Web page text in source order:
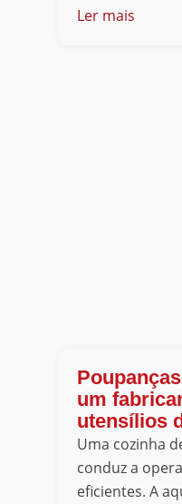
Ler mais
um
utensílios
Uma cozinha
conduz a
eficientes. A